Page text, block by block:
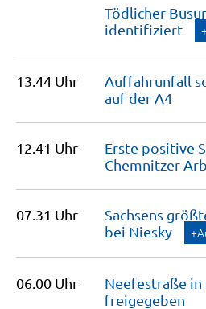
Tödlicher
identifiziert
13.44 Uhr
Auffahrunfall
auf der A4
12.41 Uhr
Erste positive
Chemnitzer
07.31 Uhr
Sachsens
bei Niesky
06.00 Uhr
Neefestraße in
freigegeben